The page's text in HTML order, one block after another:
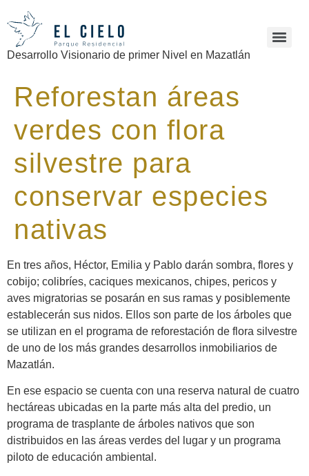
Desarrollo Visionario de primer Nivel en Mazatlán
Reforestan áreas
verdes con flora
silvestre para
conservar especies
nativas
En tres años, Héctor, Emilia y Pablo darán sombra, flores y
cobijo; colibríes, caciques mexicanos, chipes, pericos y
aves migratorias se posarán en sus ramas y posiblemente
establecerán sus nidos. Ellos son parte de los árboles que
se utilizan en el programa de reforestación de flora silvestre
de uno de los más grandes desarrollos inmobiliarios de
Mazatlán.
En ese espacio se cuenta con una reserva natural de cuatro
hectáreas ubicadas en la parte más alta del predio, un
programa de trasplante de árboles nativos que son
distribuidos en las áreas verdes del lugar y un programa
piloto de educación ambiental.